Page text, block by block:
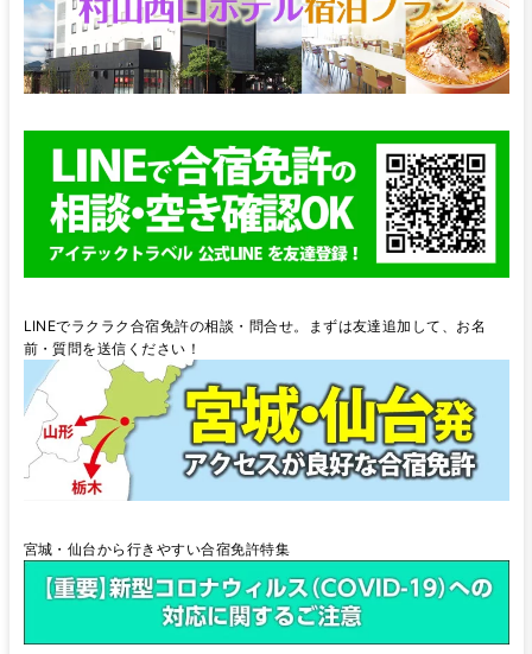
LINEでラクラク合宿免許の相談・問合せ。まずは友達追加して、お名
前・質問を送信ください！
宮城・仙台から行きやすい合宿免許特集